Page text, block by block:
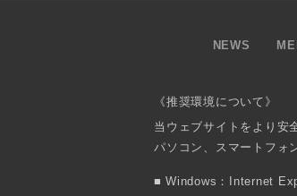
NEWS
《推奨環境について》
当ウェブサイトをより安
パソコン、スマートフォ
Windows：Internet